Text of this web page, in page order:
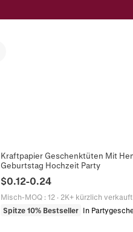
Kraftpapier Geschenktüten Mit
Geburtstag Hochzeit Party
$0.12-0.24
Misch-MOQ : 12 · 2K+ kürzlich verkauft
Spitze 10% Bestseller In